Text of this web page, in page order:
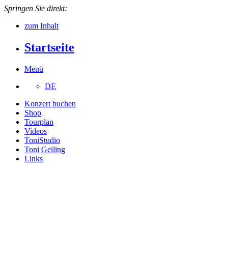
Springen Sie direkt:
zum Inhalt
Startseite
Menü
DE
Konzert buchen
Shop
Tourplan
Videos
ToniStudio
Toni Geiling
Links